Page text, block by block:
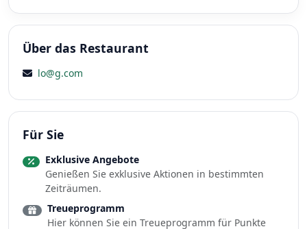
Über das Restaurant
lo@g.com
Für Sie
Exklusive Angebote
Genießen Sie exklusive Aktionen in bestimmten
Zeiträumen.
Treueprogramm
Hier können Sie ein Treueprogramm für Punkte